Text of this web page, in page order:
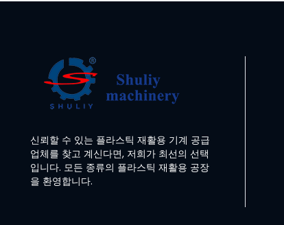
신뢰할 수 있는 플라스틱 재활용 기계 공급
업체를 찾고 계신다면, 저희가 최선의 선택
입니다. 모든 종류의 플라스틱 재활용 공장
을 환영합니다.